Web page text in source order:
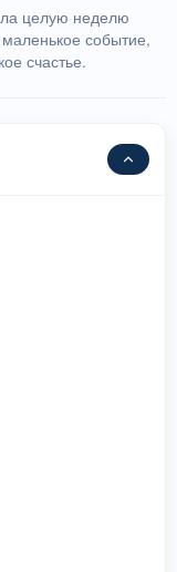
целую неделю
событие,
счастье.